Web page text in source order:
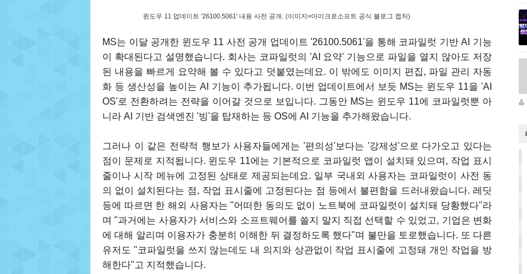
윈도우 11 업데이트 '26100.5061' 내용 사전 공개. (이미지=마이크로소프트 공식 블로그 캡처)
MS는 이달 공개한 윈도우 11 사전 공개 업데이트 '26100.5061'을 통해 코파일럿 기반 AI 기능
이 확대된다고 설명했습니다. 회사는 코파일럿의 'AI 요약' 기능으로 파일을 열지 않아도 저장
된 내용을 빠르게 요약해 볼 수 있다고 덧붙였는데요. 이 밖에도 이미지 편집, 파일 관리 자동
화 등 생산성을 높이는 AI 기능이 추가됩니다. 이번 업데이트에서 보듯 MS는 윈도우 11을 'AI
OS'로 전환하려는 전략을 이어갈 것으로 보입니다. 그동안 MS는 윈도우 11에 코파일럿뿐 아
니라 AI 기반 검색엔진 '빙'을 탑재하는 등 OS에 AI 기능을 추가해왔습니다.
그러나 이 같은 전략적 행보가 사용자들에게는 '편의성'보다는 '강제성'으로 다가오고 있다는
점이 문제로 지적됩니다. 윈도우 11에는 기본적으로 코파일럿 앱이 설치돼 있으며, 작업 표시
줄이나 시작 메뉴에 고정된 상태로 제공되는데요. 일부 국내외 사용자는 코파일럿이 사전 동
의 없이 설치된다는 점, 작업 표시줄에 고정된다는 점 등에서 불편함을 드러내왔습니다. 레딧
등에 따르면 한 해외 사용자는 "어떠한 동의도 없이 노트북에 코파일럿이 설치돼 당황했다"라
며 "과거에는 사용자가 서비스와 소프트웨어를 쓸지 말지 직접 선택할 수 있었고, 기업은 변화
에 대해 알리며 이용자가 충분히 이해한 뒤 결정하도록 했다"며 불만을 토로했습니다. 또 다른
유저도 "코파일럿을 쓰지 않는데도 내 의지와 상관없이 작업 표시줄에 고정돼 개인 작업을 방
해한다"고 지적했습니다.